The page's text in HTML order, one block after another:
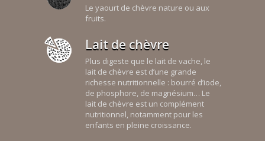
Le yaourt de chèvre nature ou aux
fruits.
Lait de chèvre
Plus digeste que le lait de vache, le
lait de chèvre est d’une grande
richesse nutritionnelle : bourré d’iode,
de phosphore, de magnésium… Le
lait de chèvre est un complément
nutritionnel, notamment pour les
enfants en pleine croissance.